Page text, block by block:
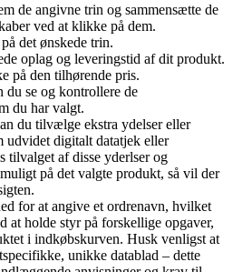
de angivne trin og sammensætte de
ved at klikke på dem.
det ønskede trin.
oplag og leveringstid af dit produkt.
på den tilhørende pris.
se og kontrollere de
du har valgt.
du tilvælge ekstra ydelser eller
udvidet digitalt datatjek eller
tilvalget af disse yderlser og
på det valgte produkt, så vil der
for at angive et ordrenavn, hvilket
at holde styr på forskellige opgaver,
i indkøbskurven. Husk venligst at
unikke datablad – dette